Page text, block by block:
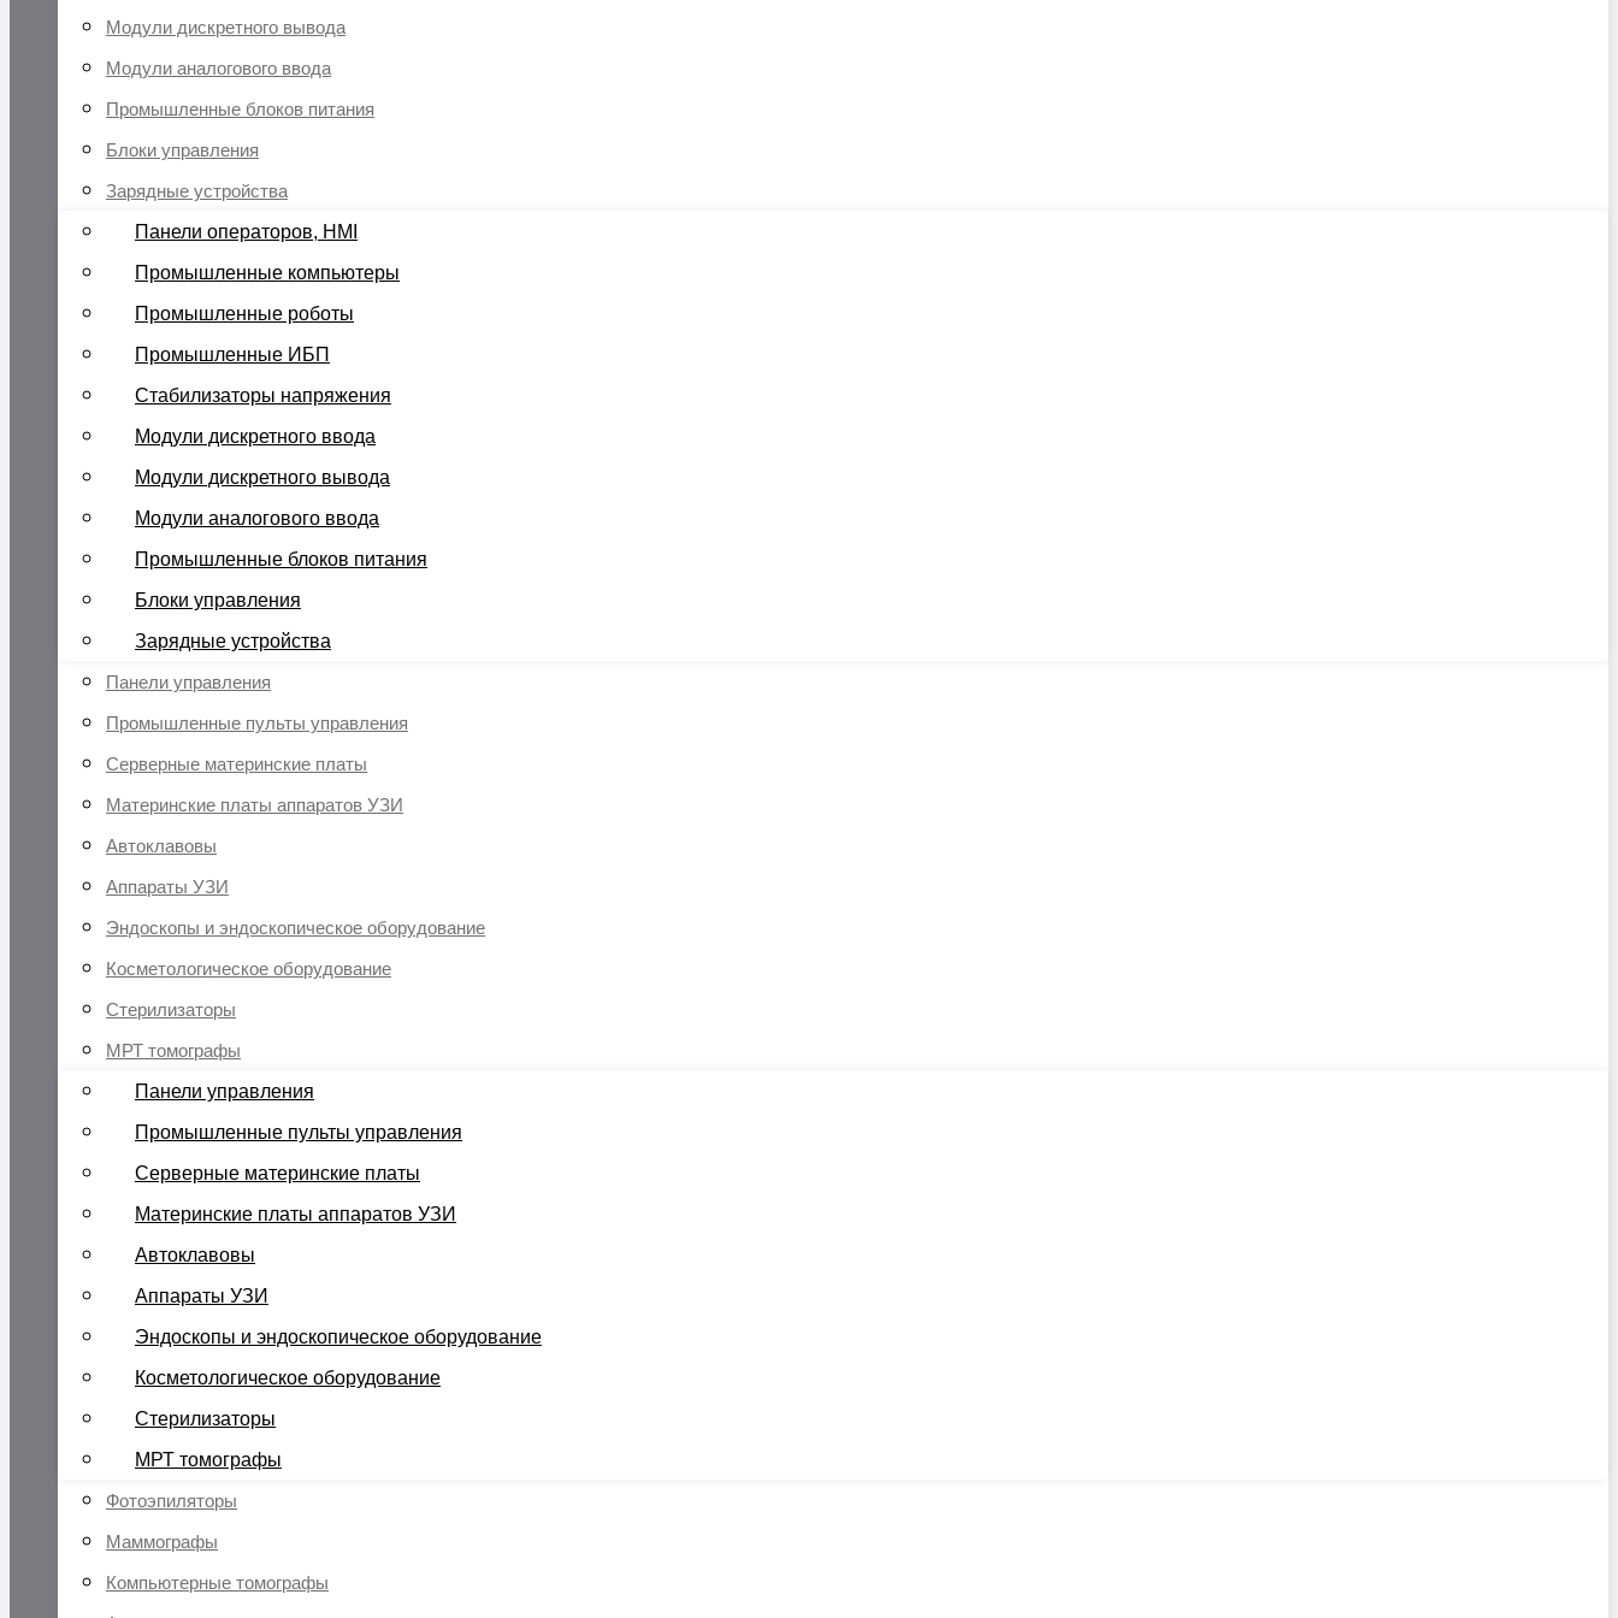
Модули дискретного вывода
Модули аналогового ввода
Промышленные блоков питания
Блоки управления
Зарядные устройства
Панели операторов, HMI
Промышленные компьютеры
Промышленные роботы
Промышленные ИБП
Стабилизаторы напряжения
Модули дискретного ввода
Модули дискретного вывода
Модули аналогового ввода
Промышленные блоков питания
Блоки управления
Зарядные устройства
Панели управления
Промышленные пульты управления
Серверные материнские платы
Материнские платы аппаратов УЗИ
Автоклавовы
Аппараты УЗИ
Эндоскопы и эндоскопическое оборудование
Косметологическое оборудование
Стерилизаторы
МРТ томографы
Панели управления
Промышленные пульты управления
Серверные материнские платы
Материнские платы аппаратов УЗИ
Автоклавовы
Аппараты УЗИ
Эндоскопы и эндоскопическое оборудование
Косметологическое оборудование
Стерилизаторы
МРТ томографы
Фотоэпиляторы
Маммографы
Компьютерные томографы